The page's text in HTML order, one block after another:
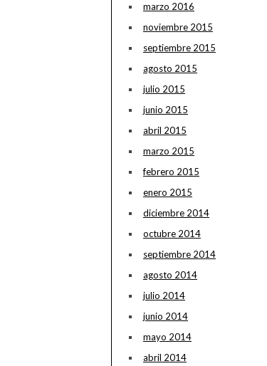
marzo 2016
noviembre 2015
septiembre 2015
agosto 2015
julio 2015
junio 2015
abril 2015
marzo 2015
febrero 2015
enero 2015
diciembre 2014
octubre 2014
septiembre 2014
agosto 2014
julio 2014
junio 2014
mayo 2014
abril 2014